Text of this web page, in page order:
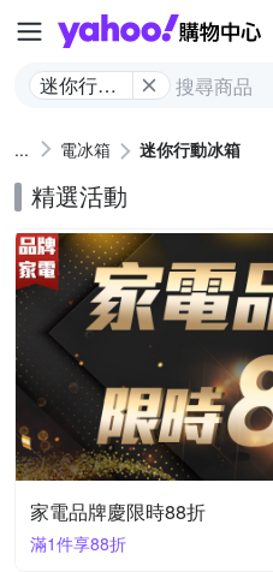
迷你行動
電冰箱 迷你行動冰箱
精選活動
家電品牌慶限時88折
滿1件享88折